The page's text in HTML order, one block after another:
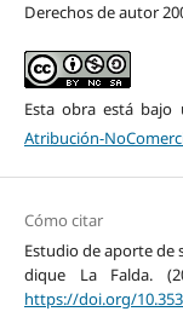
Derechos de autor
Esta obra está bajo
Atribución-
Cómo citar
Estudio de aporte de
dique La Falda.
https://doi.org/